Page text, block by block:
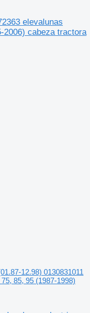
elevalunas
2006) cabeza tractora
12.98) 0130831011
85, 95 (1987-1998)